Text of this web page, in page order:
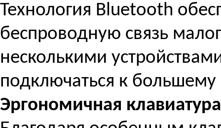
Технология Bluetooth
беспроводную связь
несколькими
подключаться к большему
Эргономичная клавиатура